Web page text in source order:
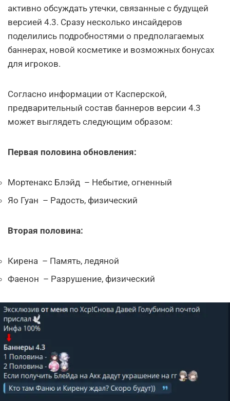
активно обсуждать утечки, связанные с будущей
версией 4.3. Сразу несколько инсайдеров
поделились подробностями о предполагаемых
баннерах, новой косметике и возможных бонусах
для игроков.
Согласно информации от Касперской,
предварительный состав баннеров версии 4.3
может выглядеть следующим образом:
Первая половина обновления:
Мортенакс Блэйд – Небытие, огненный
Яо Гуан – Радость, физический
Вторая половина:
Кирена – Память, ледяной
Фаенон – Разрушение, физический